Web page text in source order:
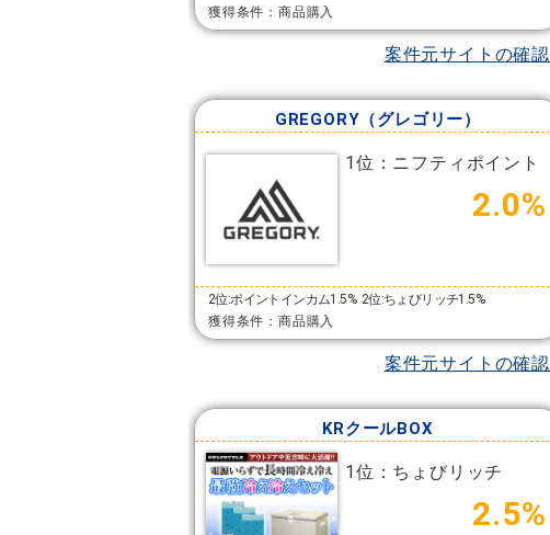
獲得条件：商品購入
案件元サイトの確認
GREGORY（グレゴリー）
1位：ニフティポイント
2.0%
2位:ポイントインカム1.5% 2位:ちょびリッチ1.5%
獲得条件：商品購入
案件元サイトの確認
KRクールBOX
1位：ちょびリッチ
2.5%